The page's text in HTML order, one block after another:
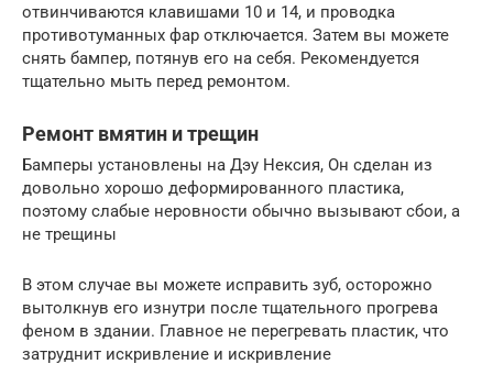
отвинчиваются клавишами 10 и 14, и проводка
противотуманных фар отключается. Затем вы можете
снять бампер, потянув его на себя. Рекомендуется
тщательно мыть перед ремонтом.
Ремонт вмятин и трещин
Бамперы установлены на Дэу Нексия, Он сделан из
довольно хорошо деформированного пластика,
поэтому слабые неровности обычно вызывают сбои, а
не трещины
В этом случае вы можете исправить зуб, осторожно
вытолкнув его изнутри после тщательного прогрева
феном в здании. Главное не перегревать пластик, что
затруднит искривление и искривление